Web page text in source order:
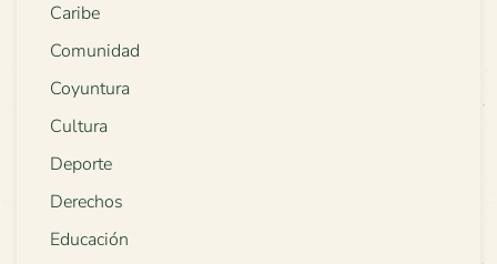
Caribe
Comunidad
Coyuntura
Cultura
Deporte
Derechos
Educación